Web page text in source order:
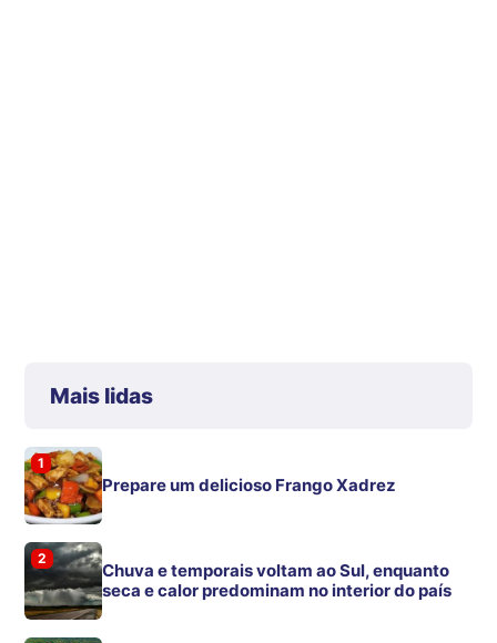
Mais lidas
1
Prepare um delicioso Frango Xadrez
2
Chuva e temporais voltam ao Sul, enquanto
seca e calor predominam no interior do país